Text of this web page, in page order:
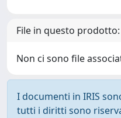
File in questo prodotto:
Non ci sono file
I documenti in IRIS
tutti i diritti sono